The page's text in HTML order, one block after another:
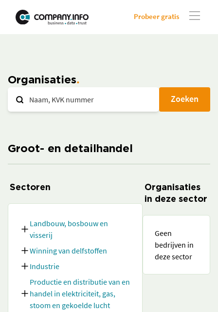
Probeer gratis
Organisaties
Zoeken
Groot- en detailhandel
Sectoren
Landbouw, bosbouw en
visserij
Winning van delfstoffen
Industrie
Productie en distributie van en
handel in elektriciteit, gas,
stoom en gekoelde lucht
Organisaties
in deze sector
Geen
bedrijven in
deze sector